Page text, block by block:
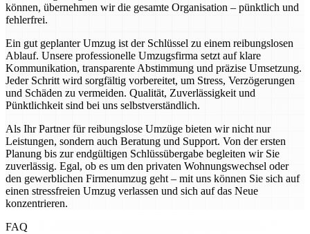
können, übernehmen wir die gesamte Organisation – pünktlich und
fehlerfrei.
Ein gut geplanter Umzug ist der Schlüssel zu einem reibungslosen
Ablauf. Unsere professionelle Umzugsfirma setzt auf klare
Kommunikation, transparente Abstimmung und präzise Umsetzung.
Jeder Schritt wird sorgfältig vorbereitet, um Stress, Verzögerungen
und Schäden zu vermeiden. Qualität, Zuverlässigkeit und
Pünktlichkeit sind bei uns selbstverständlich.
Als Ihr Partner für reibungslose Umzüge bieten wir nicht nur
Leistungen, sondern auch Beratung und Support. Von der ersten
Planung bis zur endgültigen Schlüssübergabe begleiten wir Sie
zuverlässig. Egal, ob es um den privaten Wohnungswechsel oder
den gewerblichen Firmenumzug geht – mit uns können Sie sich auf
einen stressfreien Umzug verlassen und sich auf das Neue
konzentrieren.
FAQ